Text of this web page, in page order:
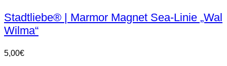
Stadtliebe® | Marmor Magnet Sea-Linie „Wal
Wilma“
5,00€